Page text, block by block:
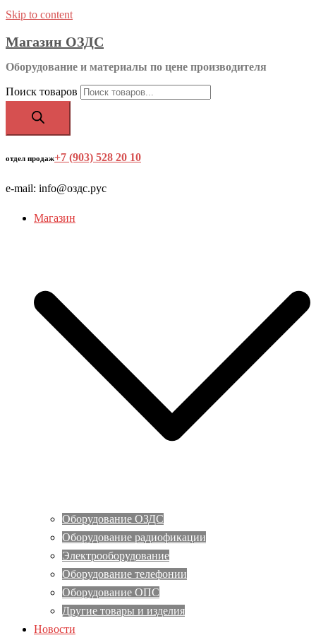
Skip to content
Магазин ОЗДС
Оборудование и материалы по цене производителя
Поиск товаров
отдел продаж+7 (903) 528 20 10
e-mail: info@оздс.рус
Магазин
Оборудование ОЗДС
Оборудование радиофикации
Электрооборудование
Оборудование телефонии
Оборудование ОПС
Другие товары и изделия
Новости